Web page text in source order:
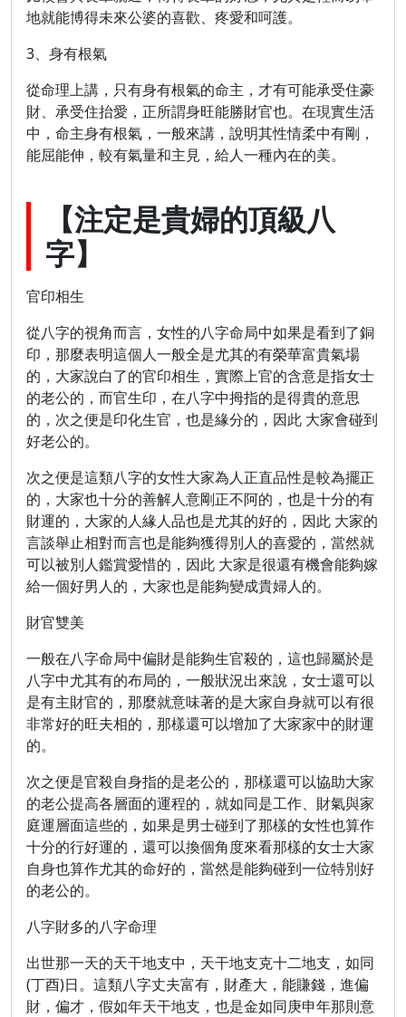
地就能博得未來公婆的喜歡、疼愛和呵護。
3、身有根氣
從命理上講，只有身有根氣的命主，才有可能承受住豪
財、承受住抬愛，正所謂身旺能勝財官也。在現實生活
中，命主身有根氣，一般來講，說明其性情柔中有剛，
能屈能伸，較有氣量和主見，給人一種內在的美。
【注定是貴婦的頂級八
字】
官印相生
從八字的視角而言，女性的八字命局中如果是看到了銅
印，那麼表明這個人一般全是尤其的有榮華富貴氣場
的，大家說白了的官印相生，實際上官的含意是指女士
的老公的，而官生印，在八字中拇指的是得貴的意思
的，次之便是印化生官，也是緣分的，因此 大家會碰到
好老公的。
次之便是這類八字的女性大家為人正直品性是較為擺正
的，大家也十分的善解人意剛正不阿的，也是十分的有
財運的，大家的人緣人品也是尤其的好的，因此 大家的
言談舉止相對而言也是能夠獲得別人的喜愛的，當然就
可以被別人鑑賞愛惜的，因此 大家是很還有機會能夠嫁
給一個好男人的，大家也是能夠變成貴婦人的。
財官雙美
一般在八字命局中偏財是能夠生官殺的，這也歸屬於是
八字中尤其有的布局的，一般狀況出來說，女士還可以
是有主財官的，那麼就意味著的是大家自身就可以有很
非常好的旺夫相的，那樣還可以增加了大家家中的財運
的。
次之便是官殺自身指的是老公的，那樣還可以協助大家
的老公提高各層面的運程的，就如同是工作、財氣與家
庭運層面這些的，如果是男士碰到了那樣的女性也算作
十分的行好運的，還可以換個角度來看那樣的女士大家
自身也算作尤其的命好的，當然是能夠碰到一位特別好
的老公的。
八字財多的八字命理
出世那一天的天干地支中，天干地支克十二地支，如同
(丁酉)日。這類八字丈夫富有，財產大，能賺錢，進偏
財，偏才，假如年天干地支，也是金如同庚申年那則意